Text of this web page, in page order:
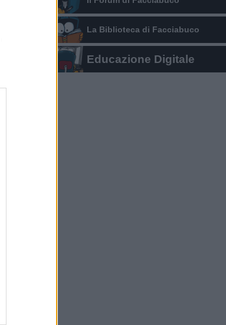
La Biblioteca di Facciabuco
Educazione Digitale